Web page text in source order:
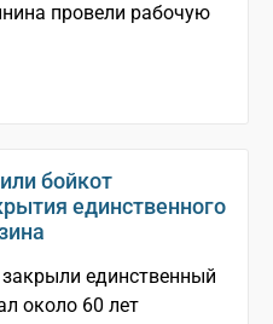
провели рабочую
бойкот
единственного
единственный
около 60 лет